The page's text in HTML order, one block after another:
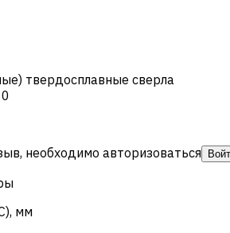
твердосплавные сверла
необходимо авторизоваться
мм